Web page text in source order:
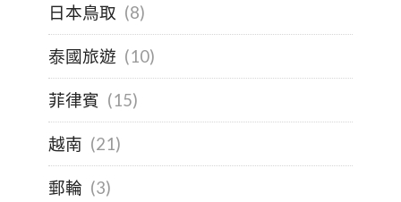
日本鳥取 (8)
泰國旅遊 (10)
菲律賓 (15)
越南 (21)
郵輪 (3)